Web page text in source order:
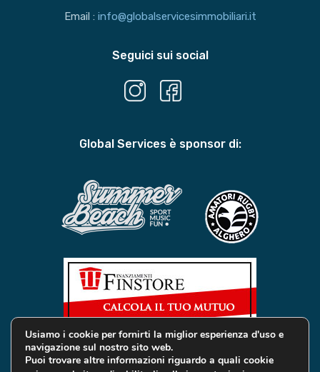
Email : info@globalservicesimmobiliari.it
Seguici sui social
Global Services è sponsor di:
Usiamo i cookie per fornirti la miglior esperienza d'uso e
navigazione sul nostro sito web.
Puoi trovare altre informazioni riguardo a quali cookie